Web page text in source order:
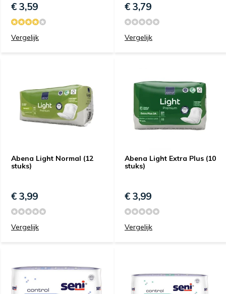
€ 3,59
Vergelijk
€ 3,79
Vergelijk
Abena Light Normal (12
stuks)
€ 3,99
Vergelijk
Abena Light Extra Plus (10
stuks)
€ 3,99
Vergelijk